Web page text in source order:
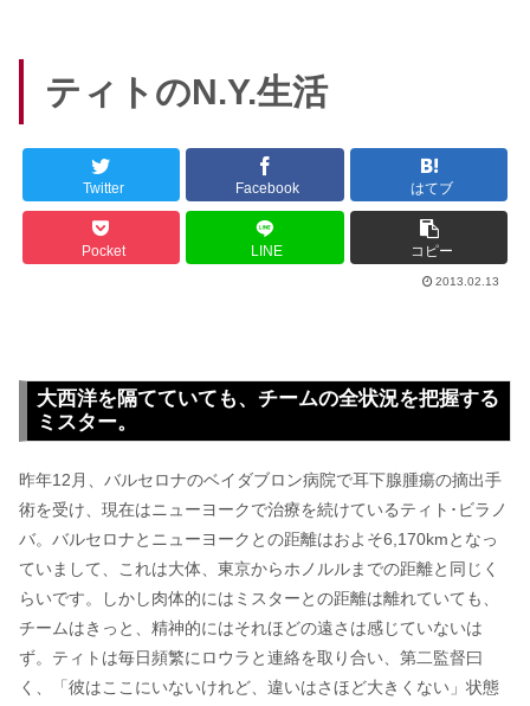
ティトのN.Y.生活
Twitter Facebook はてブ
Pocket LINE コピー
2013.02.13
大西洋を隔てていても、チームの全状況を把握する
ミスター。
昨年12月、バルセロナのベイダブロン病院で耳下腺腫瘍の摘出手
術を受け、現在はニューヨークで治療を続けているティト･ビラノ
バ。バルセロナとニューヨークとの距離はおよそ6,170kmとなっ
ていまして、これは大体、東京からホノルルまでの距離と同じく
らいです。しかし肉体的にはミスターとの距離は離れていても、
チームはきっと、精神的にはそれほどの遠さは感じていないは
ず。ティトは毎日頻繁にロウラと連絡を取り合い、第二監督曰
く、「彼はここにいないけれど、違いはさほど大きくない」状態